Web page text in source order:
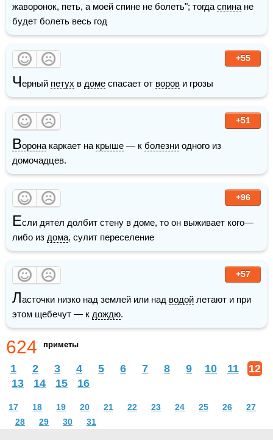
жаворонок, петь, а моей спине не болеть"; тогда спина не
будет болеть весь год
+55
Черный петух в доме спасает от воров и грозы
+51
Ворона каркает на крыше — к болезни одного из
домочадцев.
+96
Если дятел долбит стену в доме, то он выживает кого—
либо из дома, сулит переселение
+57
Ласточки низко над землей или над водой летают и при
этом щебечут — к дождю.
624 приметы
1 2 3 4 5 6 7 8 9 10 11
12
13
14 15 16
17 18 19 20 21 22 23 24 25 26
27
28
29 30 31